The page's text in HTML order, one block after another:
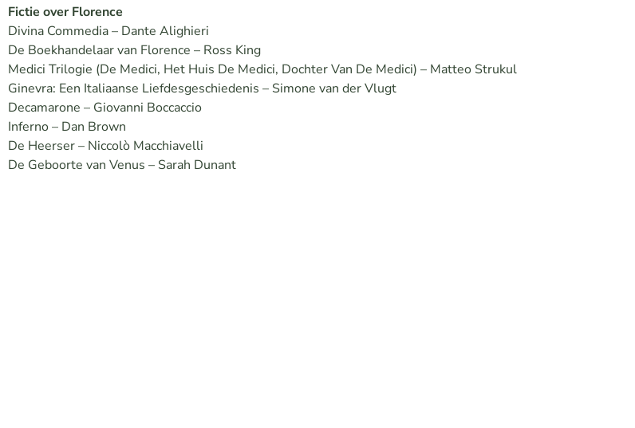
Fictie over Florence
Divina Commedia – Dante Alighieri
De Boekhandelaar van Florence – Ross King
Medici Trilogie (De Medici, Het Huis De Medici, Dochter Van De Medici) – Matteo Strukul
Ginevra: Een Italiaanse Liefdesgeschiedenis – Simone van der Vlugt
Decamarone – Giovanni Boccaccio
Inferno – Dan Brown
De Heerser – Niccolò Macchiavelli
De Geboorte van Venus – Sarah Dunant